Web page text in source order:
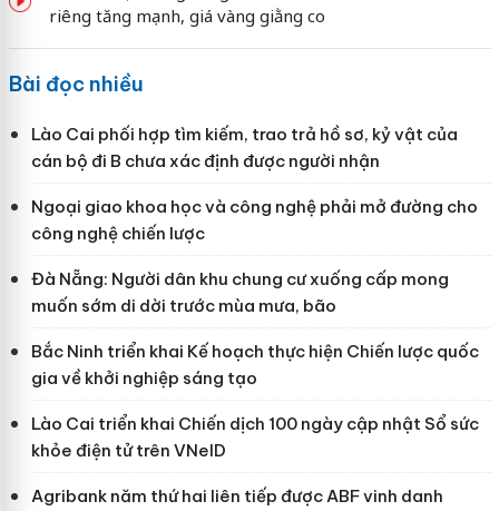
riêng tăng mạnh, giá vàng giằng co
Bài đọc nhiều
Lào Cai phối hợp tìm kiếm, trao trả hồ sơ, kỷ vật của
cán bộ đi B chưa xác định được người nhận
Ngoại giao khoa học và công nghệ phải mở đường cho
công nghệ chiến lược
Đà Nẵng: Người dân khu chung cư xuống cấp mong
muốn sớm di dời trước mùa mưa, bão
Bắc Ninh triển khai Kế hoạch thực hiện Chiến lược quốc
gia về khởi nghiệp sáng tạo
Lào Cai triển khai Chiến dịch 100 ngày cập nhật Sổ sức
khỏe điện tử trên VNeID
Agribank năm thứ hai liên tiếp được ABF vinh danh